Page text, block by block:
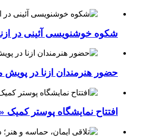
شکوه خوشنویسی آئینی در
حضور هنرمندان ازنا در پویش
افتتاح نمایشگاه پوستر کمیک